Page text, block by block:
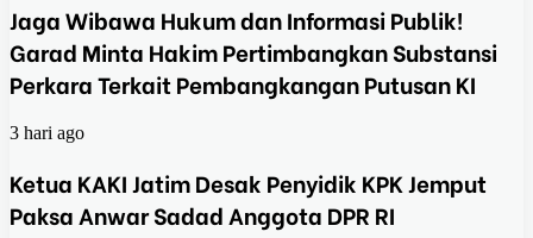
Jaga Wibawa Hukum dan Informasi Publik!
Garad Minta Hakim Pertimbangkan Substansi
Perkara Terkait Pembangkangan Putusan KI
3 hari ago
Ketua KAKI Jatim Desak Penyidik KPK Jemput
Paksa Anwar Sadad Anggota DPR RI